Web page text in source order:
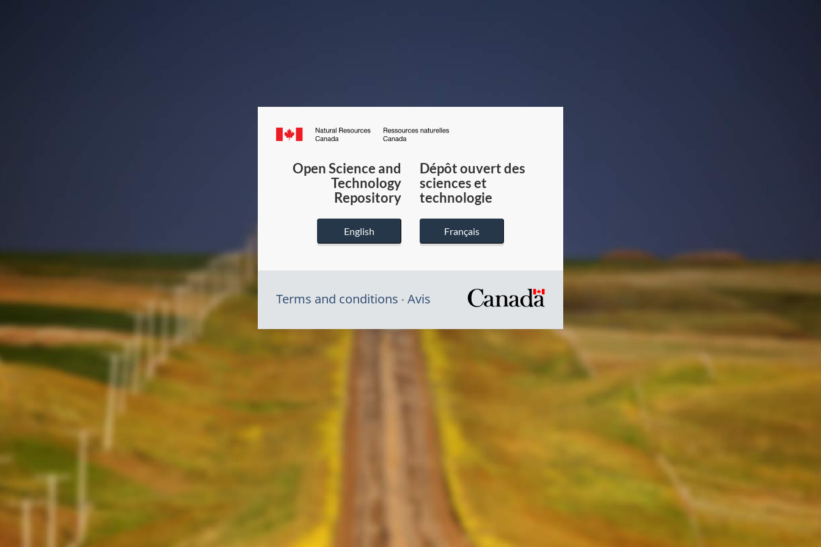
Canada.ca
du
Canada
Open Science and
Technology
Repository
English
Dépôt ouvert des
sciences et
technologie
Français
Terms and conditions Avis
/
Symbole
du
gouvernement
du